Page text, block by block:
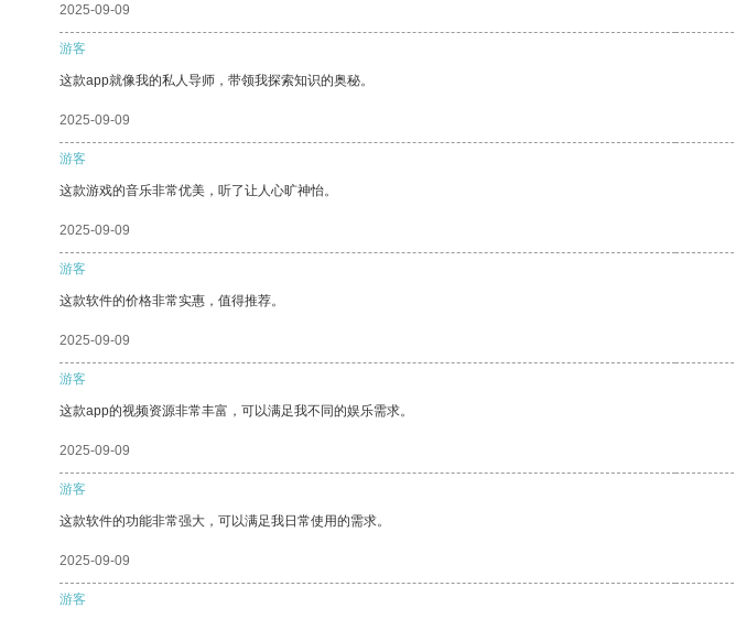
2025-09-09
游客
这款app就像我的私人导师，带领我探索知识的奥秘。
2025-09-09
游客
这款游戏的音乐非常优美，听了让人心旷神怡。
2025-09-09
游客
这款软件的价格非常实惠，值得推荐。
2025-09-09
游客
这款app的视频资源非常丰富，可以满足我不同的娱乐需求。
2025-09-09
游客
这款软件的功能非常强大，可以满足我日常使用的需求。
2025-09-09
游客